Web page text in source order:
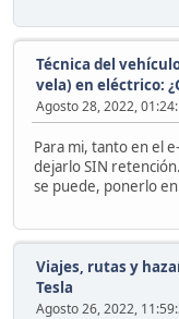
Técnica del
vela) en eléctrico:
Agosto 28, 2022,
Para mi, tanto en el
dejarlo SIN
se puede, ponerlo
Viajes, rutas y
Tesla
Agosto 26, 2022,